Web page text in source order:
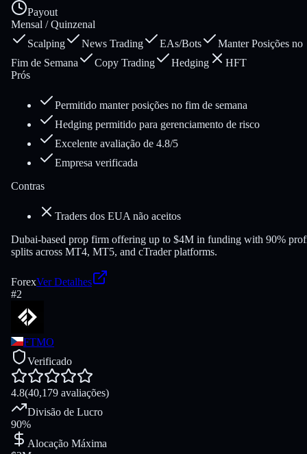
Payout
Mensal / Quinzenal
Scalping
News Trading EAs/Bots
Manter Posições no
Fim de Semana
Copy Trading Hedging
HFT
Prós
Permitido manter posições no fim de semana
Hedging permitido para gerenciamento de risco
Excelente avaliação de 4.8/5
Empresa verificada
Contras
Traders dos EUA não aceitos
Dubai-based prop firm offering up to $4M in funding with 90%
splits across MT4, MT5, and cTrader platforms.
ForexVer Detalhes
#2
FTMO
Verificado
4.8(40,179 avaliações)
Divisão de Lucro
90%
Alocação Máxima